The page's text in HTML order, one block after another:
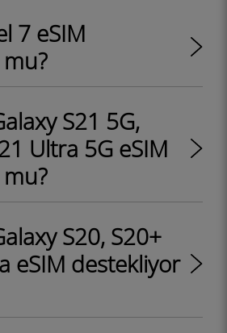
7 eSIM
S21 5G,
Ultra 5G eSIM
S20, S20+
eSIM destekliyor